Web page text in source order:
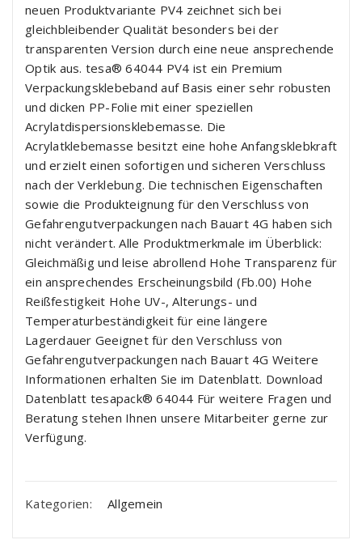
neuen Produktvariante PV4 zeichnet sich bei
gleichbleibender Qualität besonders bei der
transparenten Version durch eine neue ansprechende
Optik aus. tesa® 64044 PV4 ist ein Premium
Verpackungsklebeband auf Basis einer sehr robusten
und dicken PP-Folie mit einer speziellen
Acrylatdispersionsklebemasse. Die
Acrylatklebemasse besitzt eine hohe Anfangsklebkraft
und erzielt einen sofortigen und sicheren Verschluss
nach der Verklebung. Die technischen Eigenschaften
sowie die Produkteignung für den Verschluss von
Gefahrengutverpackungen nach Bauart 4G haben sich
nicht verändert. Alle Produktmerkmale im Überblick:
Gleichmäßig und leise abrollend Hohe Transparenz für
ein ansprechendes Erscheinungsbild (Fb.00) Hohe
Reißfestigkeit Hohe UV-, Alterungs- und
Temperaturbeständigkeit für eine längere
Lagerdauer Geeignet für den Verschluss von
Gefahrengutverpackungen nach Bauart 4G Weitere
Informationen erhalten Sie im Datenblatt. Download
Datenblatt tesapack® 64044 Für weitere Fragen und
Beratung stehen Ihnen unsere Mitarbeiter gerne zur
Verfügung.
Kategorien: Allgemein